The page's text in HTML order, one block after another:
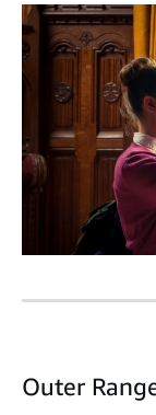
Outer